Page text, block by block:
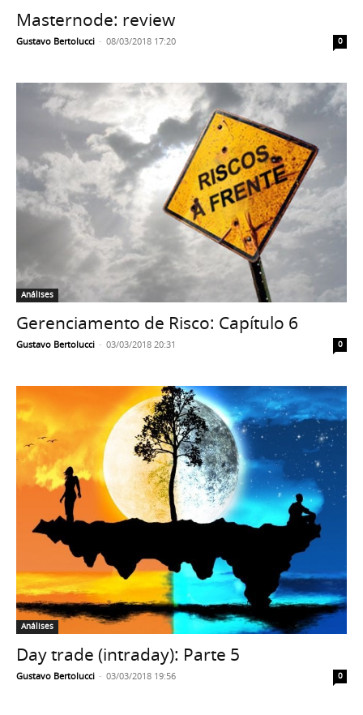
Masternode: review
Gustavo Bertolucci - 08/03/2018 17:20 0
Análises
Gerenciamento de Risco: Capítulo 6
Gustavo Bertolucci - 03/03/2018 20:31 0
Análises
Day trade (intraday): Parte 5
Gustavo Bertolucci - 03/03/2018 19:56 0